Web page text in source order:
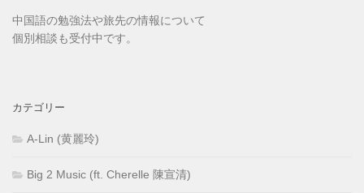
中国語の勉強法や旅先の情報について
個別相談も受付中です。
カテゴリー
A-Lin (黄麗玲)
Big 2 Music (ft. Cherelle 陳宣清)